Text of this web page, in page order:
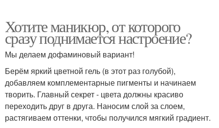
Хотите маникюр, от которого
сразу поднимается настроение?
Мы делаем дофаминовый вариант!
Берём яркий цветной гель (в этот раз голубой),
добавляем комплементарные пигменты и начинаем
творить. Главный секрет - цвета должны красиво
переходить друг в друга. Наносим слой за слоем,
растягиваем оттенки, чтобы получился мягкий градиент.